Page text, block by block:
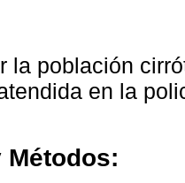
la población
en la
Métodos: